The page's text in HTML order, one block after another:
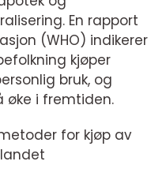
En rapport
(WHO) indikerer
kjøper
bruk, og
i fremtiden.
for kjøp av